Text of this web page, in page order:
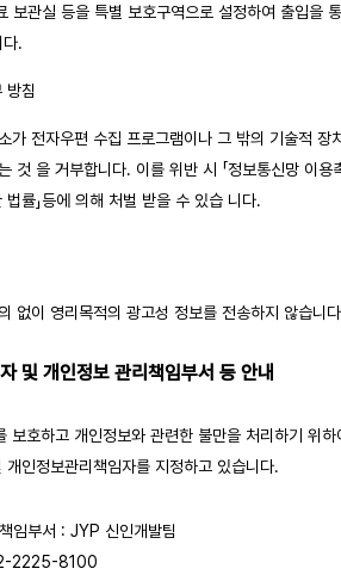
보관실 등을 특별 보호구역으로 설정하여 출입을 통
다.
방침
가 전자우편 수집 프로그램이나 그 밖의 기술적 장
것 을 거부합니다. 이를 위반 시 「정보통신망 이용
률」등에 의해 처벌 받을 수 있습 니다.
없이 영리목적의 광고성 정보를 전송하지 않습니
및 개인정보 관리책임부서 등 안내
보호하고 개인정보와 관련한 불만을 처리하기 위하
인정보관리책임자를 지정하고 있습니다.
임부서 : JYP 신인개발팀
2225-8100